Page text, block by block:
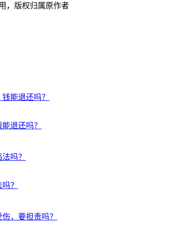
，版权归属原作者
退还吗？
？